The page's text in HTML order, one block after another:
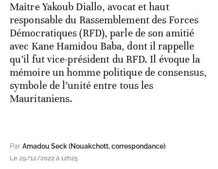
Maître Yakoub Diallo, avocat et haut
responsable du Rassemblement des Forces
Démocratiques (RFD), parle de son amitié
avec Kane Hamidou Baba, dont il rappelle
qu’il fut vice-président du RFD. Il évoque la
mémoire un homme politique de consensus,
symbole de l’unité entre tous les
Mauritaniens.
Par Amadou Seck (Nouakchott, correspondance)
Le 29/12/2022 à 12h25